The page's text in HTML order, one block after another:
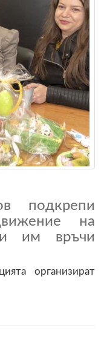
подкрепи
на
и им връчи
организират